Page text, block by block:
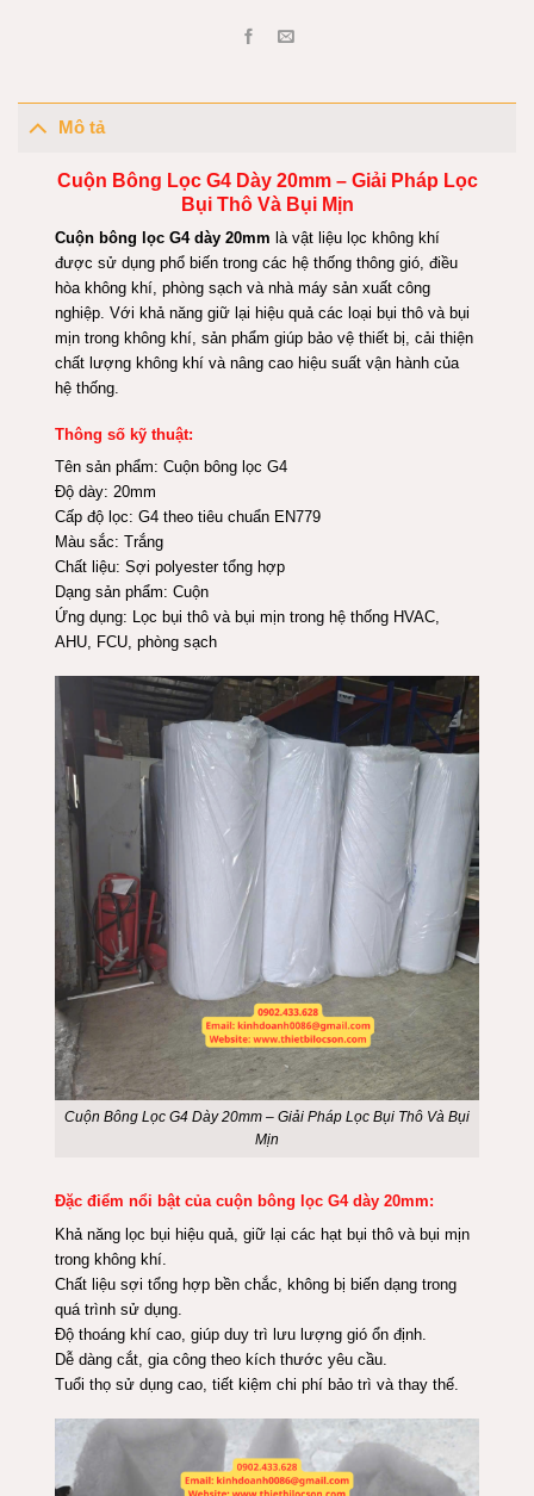
Mô tả
Cuộn Bông Lọc G4 Dày 20mm – Giải Pháp Lọc
Bụi Thô Và Bụi Mịn
Cuộn bông lọc G4 dày 20mm là vật liệu lọc không khí
được sử dụng phổ biến trong các hệ thống thông gió, điều
hòa không khí, phòng sạch và nhà máy sản xuất công
nghiệp. Với khả năng giữ lại hiệu quả các loại bụi thô và bụi
mịn trong không khí, sản phẩm giúp bảo vệ thiết bị, cải thiện
chất lượng không khí và nâng cao hiệu suất vận hành của
hệ thống.
Thông số kỹ thuật:
Tên sản phẩm: Cuộn bông lọc G4
Độ dày: 20mm
Cấp độ lọc: G4 theo tiêu chuẩn EN779
Màu sắc: Trắng
Chất liệu: Sợi polyester tổng hợp
Dạng sản phẩm: Cuộn
Ứng dụng: Lọc bụi thô và bụi mịn trong hệ thống HVAC,
AHU, FCU, phòng sạch
Cuộn Bông Lọc G4 Dày 20mm – Giải Pháp Lọc Bụi Thô Và Bụi
Mịn
Đặc điểm nổi bật của cuộn bông lọc G4 dày 20mm:
Khả năng lọc bụi hiệu quả, giữ lại các hạt bụi thô và bụi mịn
trong không khí.
Chất liệu sợi tổng hợp bền chắc, không bị biến dạng trong
quá trình sử dụng.
Độ thoáng khí cao, giúp duy trì lưu lượng gió ổn định.
Dễ dàng cắt, gia công theo kích thước yêu cầu.
Tuổi thọ sử dụng cao, tiết kiệm chi phí bảo trì và thay thế.